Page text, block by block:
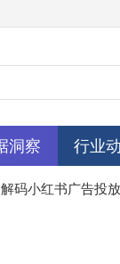
洞察 行业
小红书广告投放